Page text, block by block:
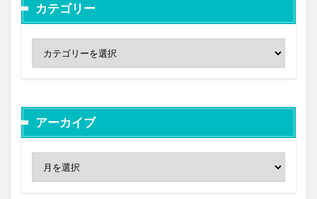
カテゴリー
アーカイブ